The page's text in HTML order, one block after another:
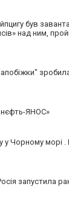
був
над ним,
ЯНОС»
Чорному морі .
запустила